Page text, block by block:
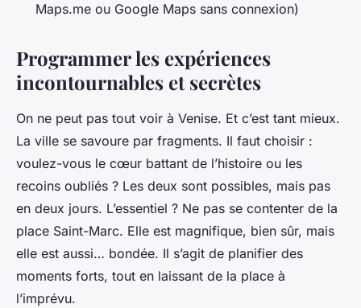
Maps.me ou Google Maps sans connexion)
Programmer les expériences
incontournables et secrètes
On ne peut pas tout voir à Venise. Et c’est tant mieux.
La ville se savoure par fragments. Il faut choisir :
voulez-vous le cœur battant de l’histoire ou les
recoins oubliés ? Les deux sont possibles, mais pas
en deux jours. L’essentiel ? Ne pas se contenter de la
place Saint-Marc. Elle est magnifique, bien sûr, mais
elle est aussi… bondée. Il s’agit de planifier des
moments forts, tout en laissant de la place à
l’imprévu.